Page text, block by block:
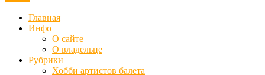
Главная
Инфо
О сайте
О владельце
Рубрики
Хобби артистов балета